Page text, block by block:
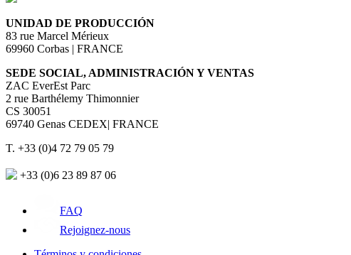
UNIDAD DE PRODUCCIÓN
83 rue Marcel Mérieux
69960 Corbas | FRANCE
SEDE SOCIAL, ADMINISTRACIÓN Y VENTAS
ZAC EverEst Parc
2 rue Barthélemy Thimonnier
CS 30051
69740 Genas CEDEX| FRANCE
T. +33 (0)4 72 79 05 79
+33 (0)6 23 89 87 06
FAQ
Rejoignez-nous